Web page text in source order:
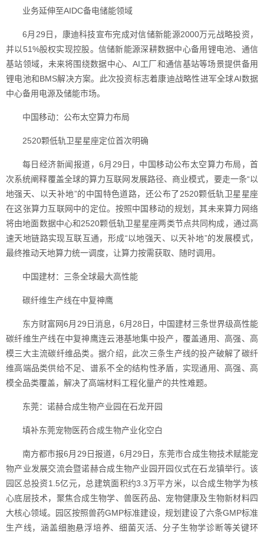
业务延伸至AIDC备电储能领域
6月29日，康迪科技宣布完成对信储新能源2000万元战略投资，
并以51%股权实现控股。信储新能源深耕数据中心备用锂电池、通信
基站领域，未来将围绕数据中心、AI工厂和通信基站等场景提供备用
锂电池和BMS解决方案。此次投资标志着康迪战略性进军全球AI数据
中心备用电源及储能市场。
中国移动：公布太空算力布局
2520颗低轨卫星星座定位首次明确
每日经济新闻报道，6月29日，中国移动公布太空算力布局，首
次系统阐释覆盖全球的算力互联网发展路径、商业模式，要走一条“以
地强天、以天补地”的中国特色道路，还公布了2520颗低轨卫星星座
在这张算力互联网中的定位。按照中国移动的规划，其未来算力网络
将由地面数据中心和2520颗低轨卫星星座两类节点共同构成，通过高
速天地链路实现互联互通，形成“以地强天、以天补地”的发展模式，
最终推动天地算力统一调度，让算力按需获取、随时调用。
中国建材：三条全球最大高性能
碳纤维生产线在中复神鹰
东方财富网6月29日消息，6月28日，中国建材三条世界级高性能
碳纤维生产线在中复神鹰连云港基地集中投产，覆盖通用、高强、高
模三大主流碳纤维品类。据介绍，此次三条生产线的投产破解了碳纤
维高端品类供给不足、谱系不全的结构性矛盾，实现通用、高强、高
模全品类覆盖，解决了高端材料工程化量产的共性难题。
东莞：诺赫合成生物产业园在石龙开园
填补东莞宠物医药合成生物产业化空白
南方都市报6月29日报道，6月29日，东莞市合成生物技术赋能宠
物产业发展交流会暨诺赫合成生物产业园开园仪式在石龙镇举行。该
园区总投资1.5亿元，总建筑面积约3.3万平方米，以合成生物学为核
心底层技术，聚焦合成生物学、兽医药品、宠物健康及生物新材料四
大核心领域。园区按照兽药GMP标准建设，规划建设了六条GMP标准
生产线，涵盖细胞悬浮培养、细菌灭活、分子生物学诊断等关键环